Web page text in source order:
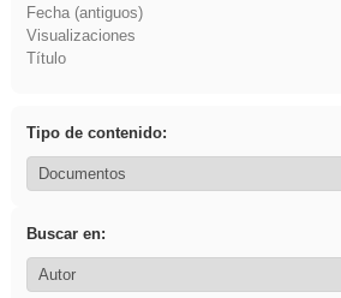
Fecha (antiguos)
Visualizaciones
Título
Tipo de contenido:
Buscar en: